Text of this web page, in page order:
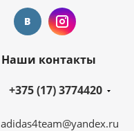
Наши контакты
+375 (17) 3774420
adidas4team@yandex.ru